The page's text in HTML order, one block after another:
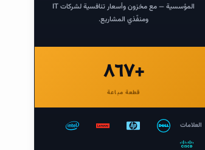
المؤسسية — مع مخزون وأسعار تنافسية لشركات IT
ومنفّذي المشاريع.
٨٦٧+
قطعة مباعة
العلامات